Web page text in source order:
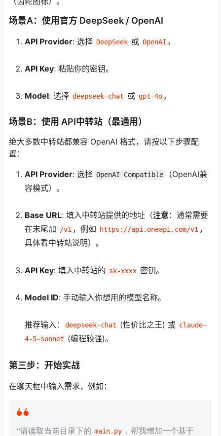
场景A：使用官方 DeepSeek / OpenAI
API Provider: 选择 DeepSeek 或 OpenAI。
API Key: 粘贴你的密钥。
Model: 选择 deepseek-chat 或 gpt-4o。
场景B：使用 API中转站（最通用）
绝大多数中转站都兼容 OpenAI 格式，请按以下步骤配
置：
API Provider: 选择 OpenAI Compatible
（OpenAI兼
容模式）。
Base URL: 填入中转站提供的地址（注意 ：通常需要
在末尾加 /v1 ，例如 https://api.oneapi.com/v1 ，
具体看中转站说明）。
API Key: 填入中转站的 sk-xxxx 密钥。
Model ID: 手动输入你想用的模型名称。
推荐输入： deepseek-chat (性价比之王) 或 claude-
4-5-sonnet (编程较强)。
第三步：开始实战
在聊天框中输入需求，例如：
“请读取当前目录下的 main.py ，帮我增加一个基于